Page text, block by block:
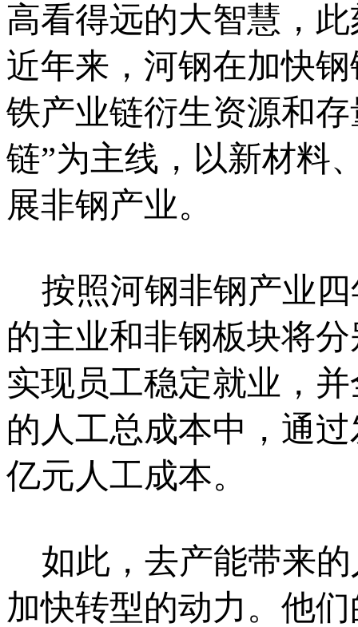
高看得远的大智慧，
近年来，河钢在加快
铁产业链衍生资源和
链”为主线，以新材料
展非钢产业。
按照河钢非钢产业四
的主业和非钢板块将
实现员工稳定就业，
的人工总成本中，通
亿元人工成本。
如此，去产能带来的
加快转型的动力。他